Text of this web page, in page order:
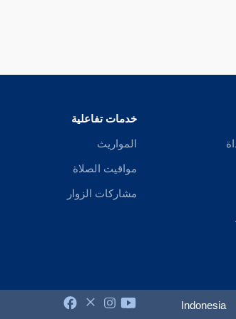
خدمات تفاعلية
المواريث
مواقيت الصلاة
مشاركات الزوار
Indonesia